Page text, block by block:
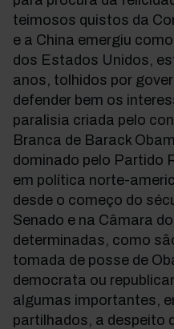
teimosos quistos da
e a China emergiu
dos Estados Unidos,
anos, tolhidos por
defender bem os
paralisia criada pelo
Branca de Barack
dominado pelo Partido
em política norte-
desde o começo do
Senado e na Câmara
determinadas, como
tomada de posse de
democrata ou
algumas importantes,
partilhados, a despeito